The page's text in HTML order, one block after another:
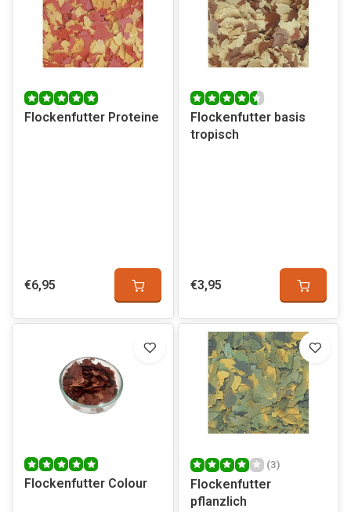
Flockenfutter Proteine
€6,95
Flockenfutter basis
tropisch
€3,95
Flockenfutter Colour
(3)
Flockenfutter
pflanzlich